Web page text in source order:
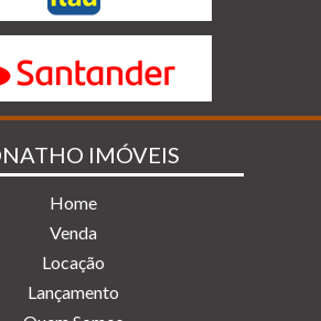
IMÓVEIS
Home
Venda
Locação
Lançamento